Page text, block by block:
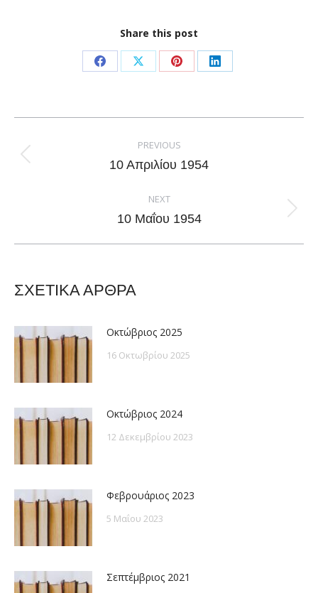
Share this post
Share
Facebook
Share
X
Share
Pinterest
Share
LinkedIn
navigation
PREVIOUS
Previous
10 Απριλίου 1954
NEXT
Next
10 Μαΐου 1954
ΣΧΕΤΙΚΑ ΑΡΘΡΑ
Οκτώβριος 2025
16 Οκτωβρίου 2025
Οκτώβριος 2024
12 Δεκεμβρίου 2023
Φεβρουάριος 2023
5 Μαΐου 2023
Σεπτέμβριος 2021